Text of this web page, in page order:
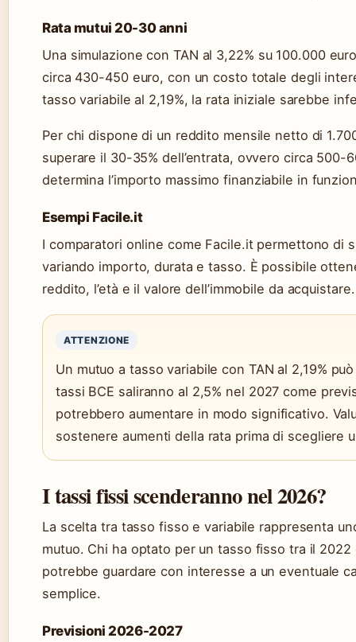
Rata mutui 20-30 anni
Una simulazione con TAN al 3,22% su 100.000
circa 430-450 euro, con un costo totale degli
tasso variabile al 2,19%, la rata iniziale sarebbe
Per chi dispone di un reddito mensile netto di
superare il 30-35% dell’entrata, ovvero circa 500-
determina l’importo massimo finanziabile in
Esempi Facile.it
I comparatori online come Facile.it permettono di
variando importo, durata e tasso. È possibile
reddito, l’età e il valore dell’immobile da acquistare.
ATTENZIONE
Un mutuo a tasso variabile con TAN al 2,19%
tassi BCE saliranno al 2,5% nel 2027 come
potrebbero aumentare in modo significativo.
sostenere aumenti della rata prima di scegliere
I tassi fissi scenderanno nel 2026?
La scelta tra tasso fisso e variabile rappresenta
mutuo. Chi ha optato per un tasso fisso tra il
potrebbe guardare con interesse a un eventuale
semplice.
Previsioni 2026-2027